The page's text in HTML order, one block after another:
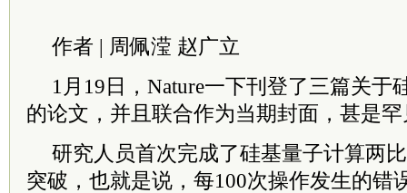
作者 | 周佩滢 赵广立
1月19日，Nature一下刊登了三篇关于
的论文，并且联合作为当期封面，甚是
研究人员首次完成了硅基量子计算两
突破，也就是说，每100次操作发生的错